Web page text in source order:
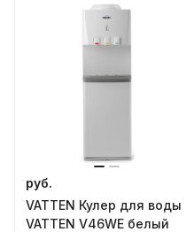
руб.
VATTEN Кулер для воды
VATTEN V46WE белый